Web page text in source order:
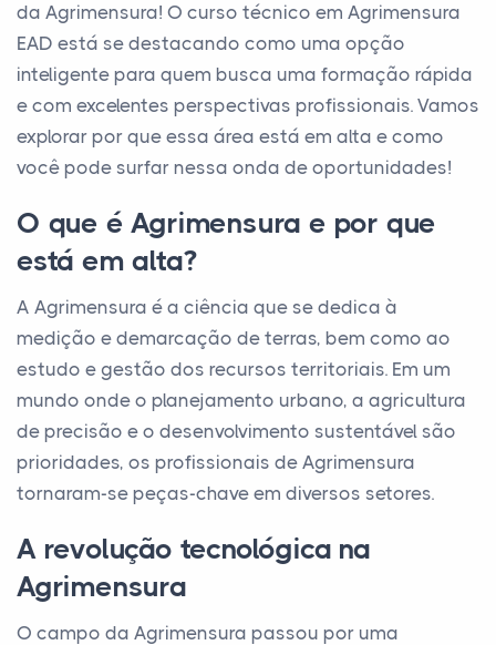
da Agrimensura! O curso técnico em Agrimensura
EAD está se destacando como uma opção
inteligente para quem busca uma formação rápida
e com excelentes perspectivas profissionais. Vamos
explorar por que essa área está em alta e como
você pode surfar nessa onda de oportunidades!
O que é Agrimensura e por que
está em alta?
A Agrimensura é a ciência que se dedica à
medição e demarcação de terras, bem como ao
estudo e gestão dos recursos territoriais. Em um
mundo onde o planejamento urbano, a agricultura
de precisão e o desenvolvimento sustentável são
prioridades, os profissionais de Agrimensura
tornaram-se peças-chave em diversos setores.
A revolução tecnológica na
Agrimensura
O campo da Agrimensura passou por uma